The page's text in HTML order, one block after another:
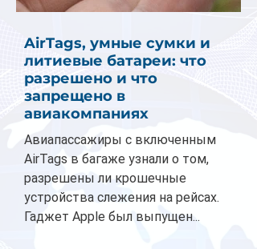
AirTags, умные сумки и
литиевые батареи: что
разрешено и что
запрещено в
авиакомпаниях
Авиапассажиры с включенным
AirTags в багаже узнали о том,
разрешены ли крошечные
устройства слежения на рейсах.
Гаджет Apple был выпущен...